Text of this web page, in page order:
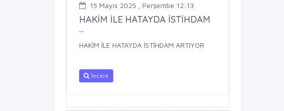
15 Mayıs 2025 , Perşembe 12:13
HAKİM İLE HATAYDA İSTİHDAM
...
HAKİM İLE HATAYDA İSTİHDAM ARTIYOR
İncele